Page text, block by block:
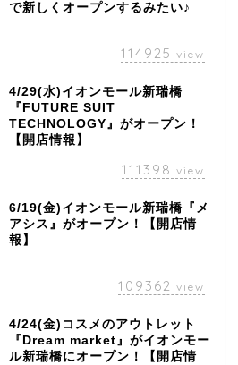
で新しくオープンするみたい♪
114925 view
4/29(水)イオンモール新瑞橋
『FUTURE SUIT
TECHNOLOGY』がオープン！
【開店情報】
111398 view
6/19(金)イオンモール新瑞橋『メ
アシス』がオープン！【開店情
報】
109362 view
4/24(金)コスメのアウトレット
『Dream market』がイオンモー
ル新瑞橋にオープン！【開店情